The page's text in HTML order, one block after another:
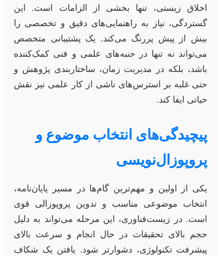
اخلاق زیستی، تنها بخشی از الزامات است. این
گستردگی، نیاز به راهنمایی‌های دقیق و تخصصی را
بیش از پیش پررنگ می‌کند. یک پشتیبانی متخصص
می‌تواند نه تنها در جنبه‌های علمی و فنی کمک‌کننده
باشد، بلکه در مدیریت زمان، ساختاربندی پژوهش و
حتی غلبه بر استرس‌های ناشی از کار علمی نیز نقش
حیاتی ایفا کند.
پیچیدگی‌های انتخاب موضوع و
پروپوزال‌نویسی
یکی از اولین و مهم‌ترین گام‌ها در مسیر پایان‌نامه،
انتخاب موضوعی مناسب و تدوین پروپوزالی قوی
است. در زیست‌فناوری، این مرحله می‌تواند به دلیل
حجم بالای تحقیقات در حال انجام و سرعت بالای
پیشرفت تکنولوژی، دشوارتر شود. یافتن یک شکاف